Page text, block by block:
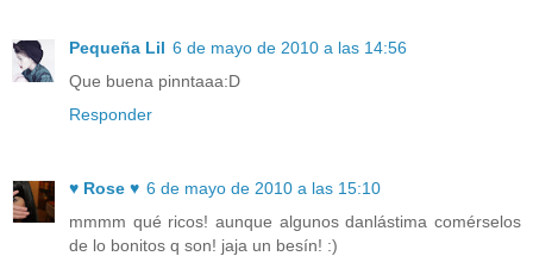
Pequeña Lil 6 de mayo de 2010 a las 14:56
Que buena pinntaaa:D
Responder
♥ Rose ♥ 6 de mayo de 2010 a las 15:10
mmmm qué ricos! aunque algunos danlástima comérselos
de lo bonitos q son! jaja un besín! :)